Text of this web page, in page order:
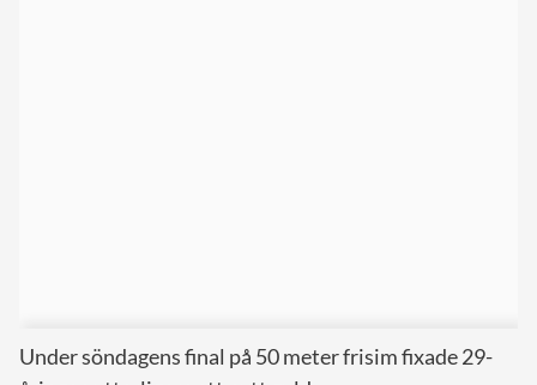
Under söndagens final på 50 meter frisim fixade 29-